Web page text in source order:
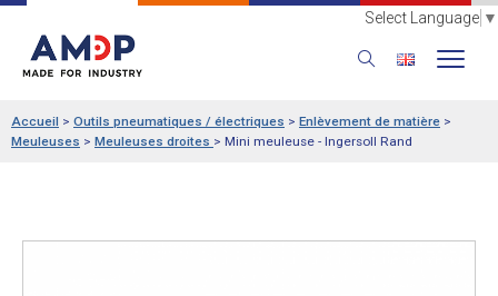
Select Language ▼
Accueil > Outils pneumatiques / électriques > Enlèvement de matière >
Meuleuses > Meuleuses droites > Mini meuleuse - Ingersoll Rand